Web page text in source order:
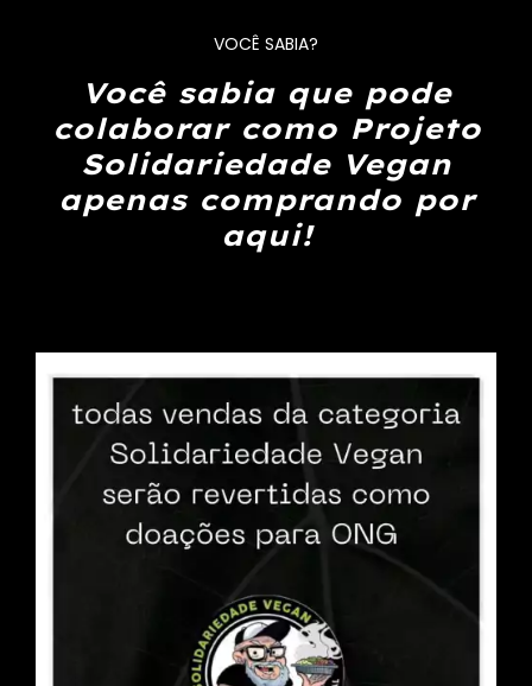
VOCÊ SABIA?
Você sabia que pode
colaborar como Projeto
Solidariedade Vegan
apenas comprando por
aqui!